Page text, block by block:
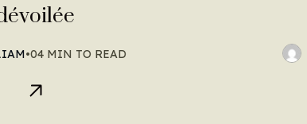
•04 MIN TO READ